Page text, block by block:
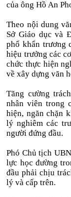
của ông Hồ An
Theo nội dung
Sở Giáo dục và
phố khẩn trương
hiệu trưởng các
chức thực hiện
về xây dựng văn
Tăng cường
nhân viên trong
hiện, ngăn chặn
lý nghiêm các
người đứng đầu.
Phó Chủ tịch
lực học đường
đầu phải chịu
lý và cấp trên.